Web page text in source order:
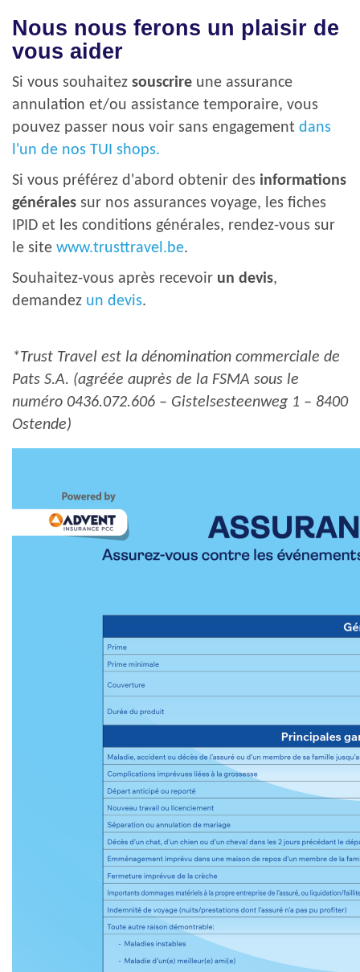
Nous nous ferons un plaisir de
vous aider
Si vous souhaitez souscrire une assurance
annulation et/ou assistance temporaire, vous
pouvez passer nous voir sans engagement dans
l'un de nos TUI shops.
Si vous préférez d'abord obtenir des informations
générales sur nos assurances voyage, les fiches
IPID et les conditions générales, rendez-vous sur
le site www.trusttravel.be.
Souhaitez-vous après recevoir un devis,
demandez un devis.
*Trust Travel est la dénomination commerciale de
Pats S.A. (agréée auprès de la FSMA sous le
numéro 0436.072.606 – Gistelsesteenweg 1 – 8400
Ostende)